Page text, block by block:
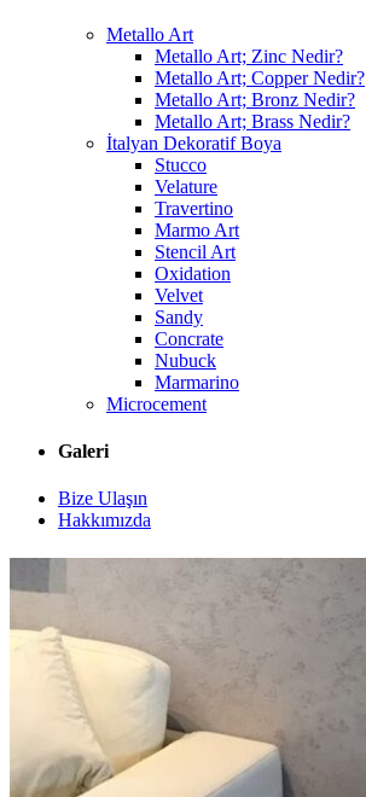
Metallo Art
Metallo Art; Zinc Nedir?
Metallo Art; Copper Nedir?
Metallo Art; Bronz Nedir?
Metallo Art; Brass Nedir?
İtalyan Dekoratif Boya
Stucco
Velature
Travertino
Marmo Art
Stencil Art
Oxidation
Velvet
Sandy
Concrate
Nubuck
Marmarino
Microcement
Galeri
Bize Ulaşın
Hakkımızda
Galeri
MicroCoats/Galeri